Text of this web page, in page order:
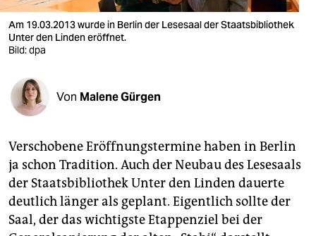
verlag
verlag
shop
fragen & hilfe
unterstützen
abo
genossenschaft
epaper login
Am 19.03.2013 wurde in Berlin der Lesesaal der Staatsbibliothek
Unter den Linden eröffnet.
Bild: dpa
Von Malene Gürgen
Verschobene Eröffnungstermine haben in Berlin
ja schon Tradition. Auch der Neubau des Lesesaals
der Staatsbibliothek Unter den Linden dauerte
deutlich länger als geplant. Eigentlich sollte der
Saal, der das wichtigste Etappenziel bei der